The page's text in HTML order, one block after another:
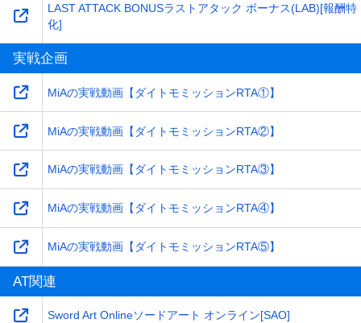
LAST ATTACK BONUSラストアタック ボーナス(LAB)[報酬特
化]
実戦企画
MiAの実戦動画【ダイトモミッションRTA①】
MiAの実戦動画【ダイトモミッションRTA②】
MiAの実戦動画【ダイトモミッションRTA③】
MiAの実戦動画【ダイトモミッションRTA④】
MiAの実戦動画【ダイトモミッションRTA⑤】
AT関連
Sword Art Onlineソードアート オンライン[SAO]